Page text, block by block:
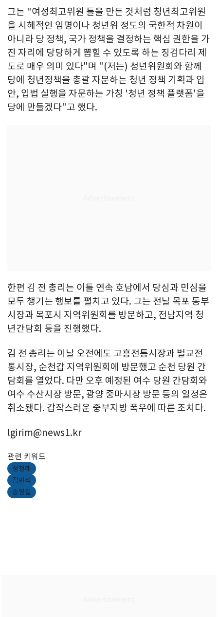
그는 "여성최고위원 틀을 만든 것처럼 청년최고위원
을 시혜적인 임명이나 청년위 정도의 국한적 차원이
아니라 당 정책, 국가 정책을 결정하는 핵심 권한을 가
진 자리에 당당하게 뽑힐 수 있도록 하는 징검다리 제
도로 매우 의미 있다"며 "(저는) 청년위원회와 함께
당에 청년정책을 총괄 자문하는 청년 정책 기획과 입
안, 입법 실행을 자문하는 가칭 '청년 정책 플랫폼'을
당에 만들겠다"고 했다.
한편 김 전 총리는 이틀 연속 호남에서 당심과 민심을
모두 챙기는 행보를 펼치고 있다. 그는 전날 목포 동부
시장과 목포시 지역위원회를 방문하고, 전남지역 청
년간담회 등을 진행했다.
김 전 총리는 이날 오전에도 고흥전통시장과 벌교전
통시장, 순천갑 지역위원회에 방문했고 순천 당원 간
담회를 열었다. 다만 오후 예정된 여수 당원 간담회와
여수 수산시장 방문, 광양 중마시장 방문 등의 일정은
취소됐다. 갑작스러운 중부지방 폭우에 따른 조치다.
lgirim@news1.kr
관련 키워드
정청래
김민석
송영길